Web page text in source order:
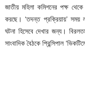
জাতীয় মহিলা কমিশনের পক্ষ
করছে। ‘তদন্ত প্রক্রিয়ায়’ সময়
ঘটনা হিসেবে দেখার জন্য।
সাংবাদিক বৈঠকে প্রিন্সিপাল